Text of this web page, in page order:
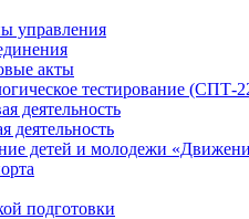
управления
акты
тестирование (СПТ-
деятельность
деятельность
детей и молодежи
подготовки